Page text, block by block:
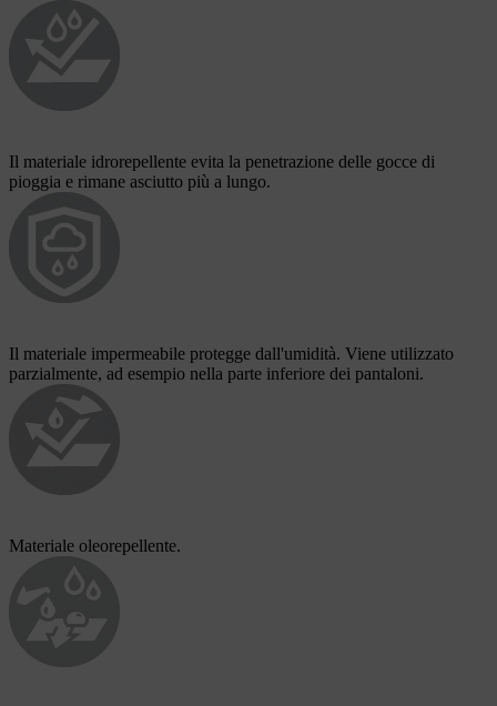
Il materiale idrorepellente evita la penetrazione delle gocce di
pioggia e rimane asciutto più a lungo.
Il materiale impermeabile protegge dall'umidità. Viene utilizzato
parzialmente, ad esempio nella parte inferiore dei pantaloni.
Materiale oleorepellente.